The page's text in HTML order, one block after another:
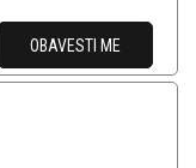
OBAVESTI ME